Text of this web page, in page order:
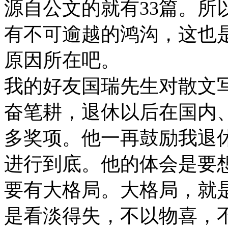
源自公文的就有33篇。所
有不可逾越的鸿沟，这也
原因所在吧。
我的好友国瑞先生对散文
奋笔耕，退休以后在国内
多奖项。他一再鼓励我退
进行到底。他的体会是要
要有大格局。大格局，就
是看淡得失，不以物喜，